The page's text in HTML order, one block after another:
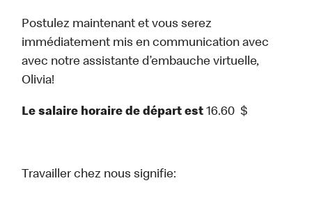
Postulez maintenant et vous serez
immédiatement mis en communication avec
avec notre assistante d’embauche virtuelle,
Olivia!
Le salaire horaire de départ est 16.60 $
Travailler chez nous signifie: